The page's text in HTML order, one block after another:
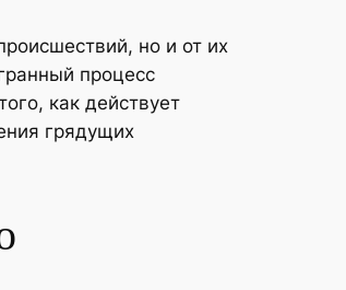
но и от их
процесс
как действует
грядущих